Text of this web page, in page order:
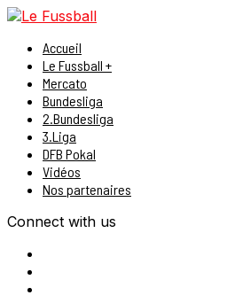
Accueil
Le Fussball +
Mercato
Bundesliga
2.Bundesliga
3.Liga
DFB Pokal
Vidéos
Nos partenaires
Connect with us